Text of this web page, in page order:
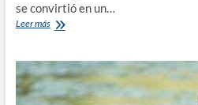
se convirtió en un…
Leer másEl
Lenguaje
Universal:
Historia,